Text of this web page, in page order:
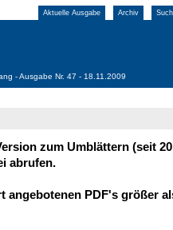
Aktuelle Ausgabe Archiv
- Ausgabe Nr. 47 - 18.11.2009
zum Umblättern (seit
abrufen.
angebotenen PDF's größer